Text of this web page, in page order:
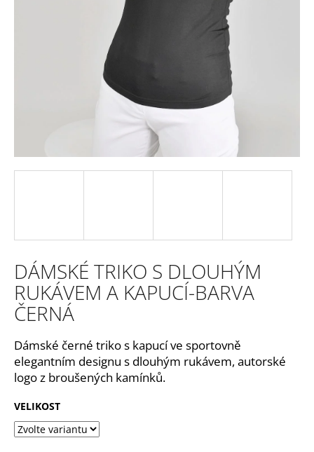
DÁMSKÉ TRIKO S DLOUHÝM
RUKÁVEM A KAPUCÍ-BARVA
ČERNÁ
Dámské černé triko s kapucí ve sportovně
elegantním designu s dlouhým rukávem, autorské
logo z broušených kamínků.
VELIKOST
D
o
o
r
u
č
u